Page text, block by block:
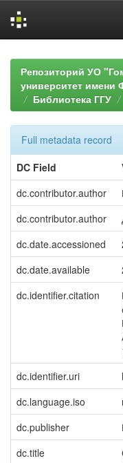
navigationРепозиторий УО
университет имени
Библиотека ГГУ
Full metadata record
DC Field
dc.contributor.author
dc.contributor.author
dc.date.accessioned
dc.date.available
dc.identifier.citation
dc.identifier.uri
dc.language.iso
dc.publisher
dc.title